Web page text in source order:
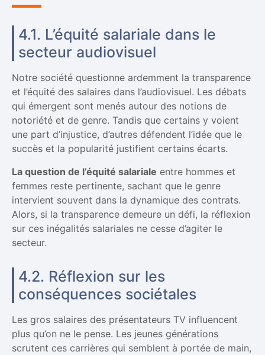
4.1. L’équité salariale dans le
secteur audiovisuel
Notre société questionne ardemment la transparence
et l’équité des salaires dans l’audiovisuel. Les débats
qui émergent sont menés autour des notions de
notoriété et de genre. Tandis que certains y voient
une part d’injustice, d’autres défendent l’idée que le
succès et la popularité justifient certains écarts.
La question de l’équité salariale entre hommes et
femmes reste pertinente, sachant que le genre
intervient souvent dans la dynamique des contrats.
Alors, si la transparence demeure un défi, la réflexion
sur ces inégalités salariales ne cesse d’agiter le
secteur.
4.2. Réflexion sur les
conséquences sociétales
Les gros salaires des présentateurs TV influencent
plus qu’on ne le pense. Les jeunes générations
scrutent ces carrières qui semblent à portée de main,